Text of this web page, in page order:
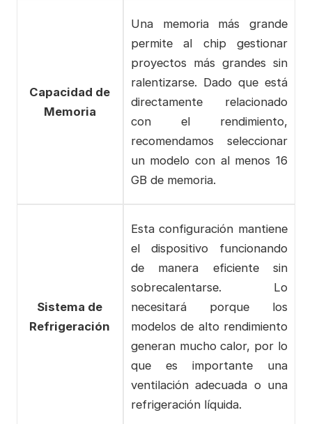
Capacidad de
Memoria
Una memoria más grande
permite al chip gestionar
proyectos más grandes sin
ralentizarse. Dado que está
directamente relacionado
con el rendimiento,
recomendamos seleccionar
un modelo con al menos 16
GB de memoria.
Sistema de
Refrigeración
Esta configuración mantiene
el dispositivo funcionando
de manera eficiente sin
sobrecalentarse. Lo
necesitará porque los
modelos de alto rendimiento
generan mucho calor, por lo
que es importante una
ventilación adecuada o una
refrigeración líquida.